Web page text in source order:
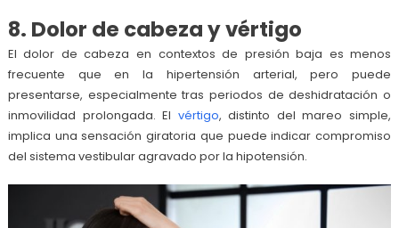
8. Dolor de cabeza y vértigo
El dolor de cabeza en contextos de presión baja es menos
frecuente que en la hipertensión arterial, pero puede
presentarse, especialmente tras periodos de deshidratación o
inmovilidad prolongada. El vértigo, distinto del mareo simple,
implica una sensación giratoria que puede indicar compromiso
del sistema vestibular agravado por la hipotensión.